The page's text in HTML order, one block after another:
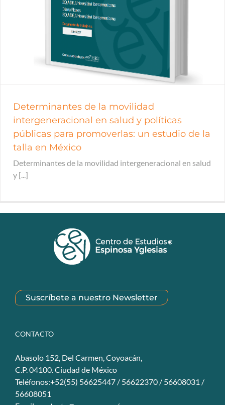
Determinantes de la movilidad
intergeneracional en salud y políticas
públicas para promoverlas: un estudio de la
talla en México
Determinantes de la movilidad intergeneracional en salud
y [...]
Suscríbete a nuestro Newsletter
CONTACTO
Abasolo 152, Del Carmen, Coyoacán,
C.P. 04100. Ciudad de México
Teléfonos:+52(55) 56625447 / 56622370 / 56608031 /
56608051